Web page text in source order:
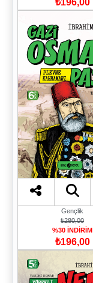
Gençlik
₺280,00
%30 İNDİRİM
₺196,00